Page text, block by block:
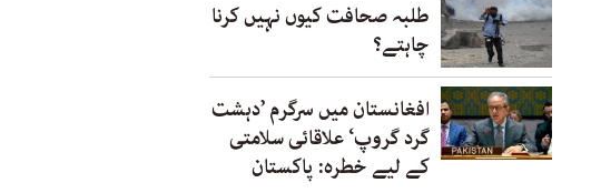
طلبہ صحافت کیوں نہیں کرنا
چاہتے؟
افغانستان میں سرگرم ’دہشت
گرد گروپ‘ علاقائی سلامتی
کے لیے خطرہ: پاکستان